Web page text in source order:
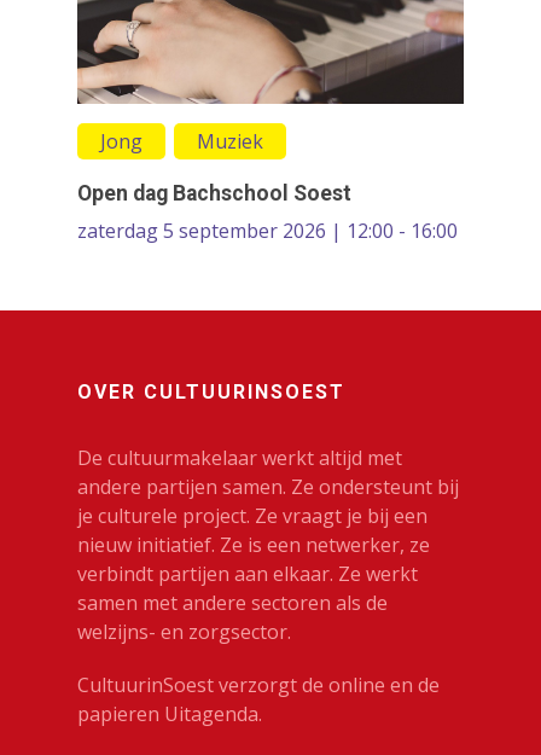
Jong Muziek
Open dag Bachschool Soest
zaterdag 5 september 2026 | 12:00 - 16:00
OVER CULTUURINSOEST
De cultuurmakelaar werkt altijd met
andere partijen samen. Ze ondersteunt bij
je culturele project. Ze vraagt je bij een
nieuw initiatief. Ze is een netwerker, ze
verbindt partijen aan elkaar. Ze werkt
samen met andere sectoren als de
welzijns- en zorgsector.
CultuurinSoest verzorgt de online en de
papieren Uitagenda.